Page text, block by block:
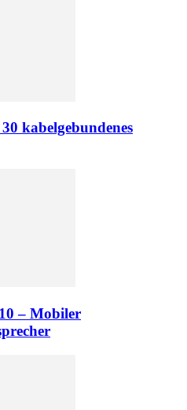
kabelgebundenes
– Mobiler